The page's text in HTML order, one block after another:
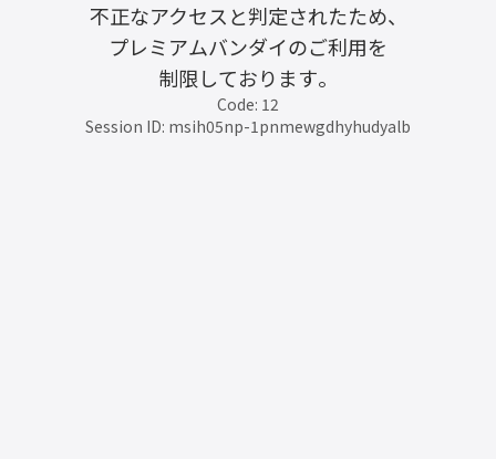
不正なアクセスと判定されたため、
プレミアムバンダイのご利用を
制限しております。
Code: 12
Session ID: msih05np-1pnmewgdhyhudyalb